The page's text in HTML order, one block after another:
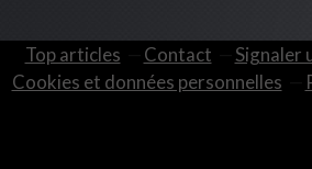
Top articles Contact Signaler
Cookies et données personnelles